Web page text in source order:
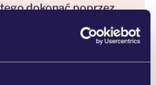
dokonać poprzez
obszarów
oraz poprzez